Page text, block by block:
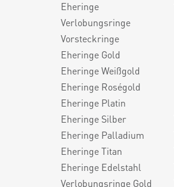
Eheringe
Verlobungsringe
Vorsteckringe
Eheringe Gold
Eheringe Weißgold
Eheringe Roségold
Eheringe Platin
Eheringe Silber
Eheringe Palladium
Eheringe Titan
Eheringe Edelstahl
Verlobungsringe Gold